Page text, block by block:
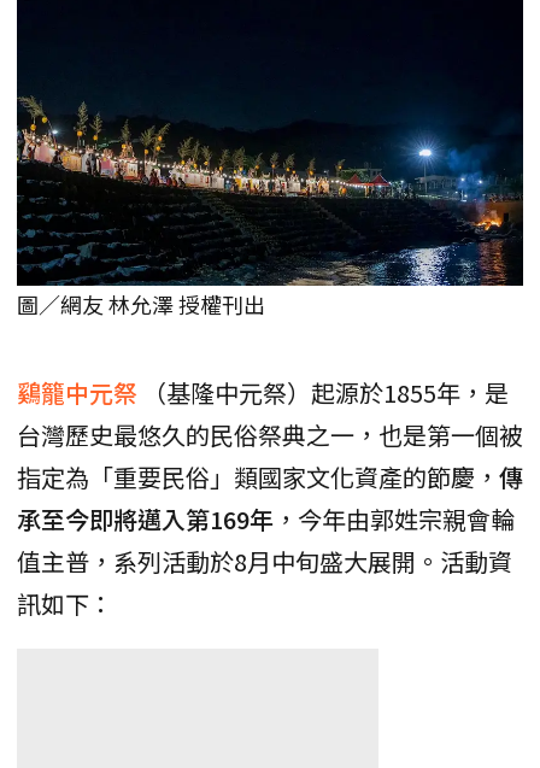
圖／網友 林允澤 授權刊出
鷄籠中元祭
（基隆中元祭）起源於1855年，是
台灣歷史最悠久的民俗祭典之一，也是第一個被
指定為「重要民俗」類國家文化資產的節慶， 傳
承至今即將邁入第169年 ，今年由郭姓宗親會輪
值主普，系列活動於8月中旬盛大展開。活動資
訊如下：